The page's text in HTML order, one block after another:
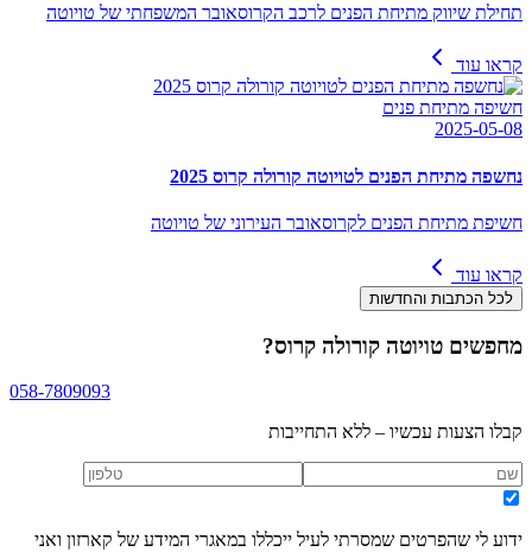
תחילת שיווק מתיחת הפנים לרכב הקרוסאובר המשפחתי של טויוטה
קראו עוד
חשיפה מתיחת פנים
2025-05-08
נחשפה מתיחת הפנים לטויוטה קורולה קרוס 2025
חשיפת מתיחת הפנים לקרוסאובר העירוני של טויוטה
קראו עוד
לכל הכתבות והחדשות
מחפשים טויוטה קורולה קרוס?
058-7809093
קבלו הצעות עכשיו – ללא התחייבות
ידוע לי שהפרטים שמסרתי לעיל ייכללו במאגרי המידע של קארזון ואני